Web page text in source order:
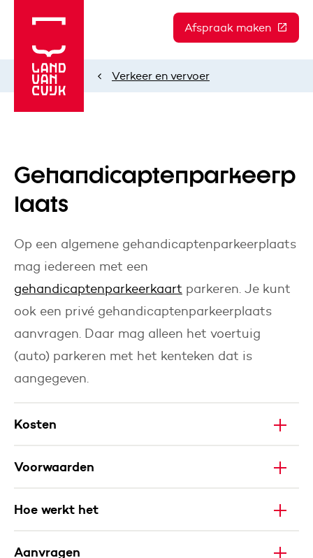
Afspraak maken (Deze
HomeVerkeer en vervoer
Gehandicaptenparkeerp
laats
Op een algemene gehandicaptenparkeerplaats
mag iedereen met een
gehandicaptenparkeerkaart parkeren. Je kunt
ook een privé gehandicaptenparkeerplaats
aanvragen. Daar mag alleen het voertuig
(auto) parkeren met het kenteken dat is
aangegeven.
Kosten
Voorwaarden
Hoe werkt het
Aanvragen